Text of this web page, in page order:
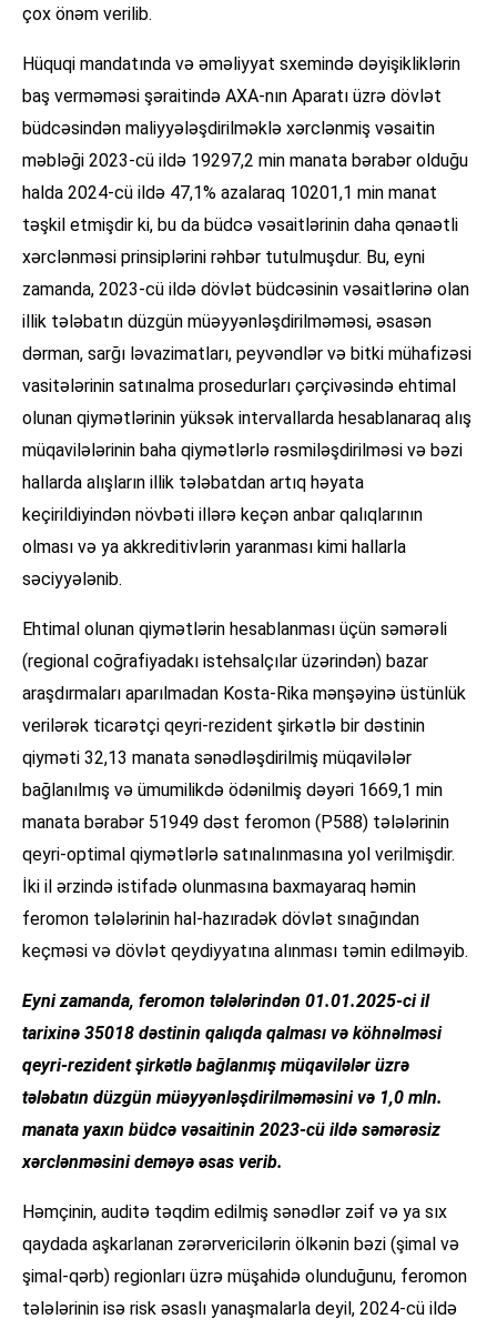
çox önəm verilib.
Hüquqi mandatında və əməliyyat sxemində dəyişikliklərin
baş verməməsi şəraitində AXA-nın Aparatı üzrə dövlət
büdcəsindən maliyyələşdirilməklə xərclənmiş vəsaitin
məbləği 2023-cü ildə 19297,2 min manata bərabər olduğu
halda 2024-cü ildə 47,1% azalaraq 10201,1 min manat
təşkil etmişdir ki, bu da büdcə vəsaitlərinin daha qənaətli
xərclənməsi prinsiplərini rəhbər tutulmuşdur. Bu, eyni
zamanda, 2023-cü ildə dövlət büdcəsinin vəsaitlərinə olan
illik tələbatın düzgün müəyyənləşdirilməməsi, əsasən
dərman, sarğı ləvazimatları, peyvəndlər və bitki mühafizəsi
vasitələrinin satınalma prosedurları çərçivəsində ehtimal
olunan qiymətlərinin yüksək intervallarda hesablanaraq alış
müqavilələrinin baha qiymətlərlə rəsmiləşdirilməsi və bəzi
hallarda alışların illik tələbatdan artıq həyata
keçirildiyindən növbəti illərə keçən anbar qalıqlarının
olması və ya akkreditivlərin yaranması kimi hallarla
səciyyələnib.
Ehtimal olunan qiymətlərin hesablanması üçün səmərəli
(regional coğrafiyadakı istehsalçılar üzərindən) bazar
araşdırmaları aparılmadan Kosta-Rika mənşəyinə üstünlük
verilərək ticarətçi qeyri-rezident şirkətlə bir dəstinin
qiyməti 32,13 manata sənədləşdirilmiş müqavilələr
bağlanılmış və ümumilikdə ödənilmiş dəyəri 1669,1 min
manata bərabər 51949 dəst feromon (P588) tələlərinin
qeyri-optimal qiymətlərlə satınalınmasına yol verilmişdir.
İki il ərzində istifadə olunmasına baxmayaraq həmin
feromon tələlərinin hal-hazıradək dövlət sınağından
keçməsi və dövlət qeydiyyatına alınması təmin edilməyib.
Eyni zamanda, feromon tələlərindən 01.01.2025-ci il
tarixinə 35018 dəstinin qalıqda qalması və köhnəlməsi
qeyri-rezident şirkətlə bağlanmış müqavilələr üzrə
tələbatın düzgün müəyyənləşdirilməməsini və 1,0 mln.
manata yaxın büdcə vəsaitinin 2023-cü ildə səmərəsiz
xərclənməsini deməyə əsas verib.
Həmçinin, auditə təqdim edilmiş sənədlər zəif və ya sıx
qaydada aşkarlanan zərərvericilərin ölkənin bəzi (şimal və
şimal-qərb) regionları üzrə müşahidə olunduğunu, feromon
tələlərinin isə risk əsaslı yanaşmalarla deyil, 2024-cü ildə